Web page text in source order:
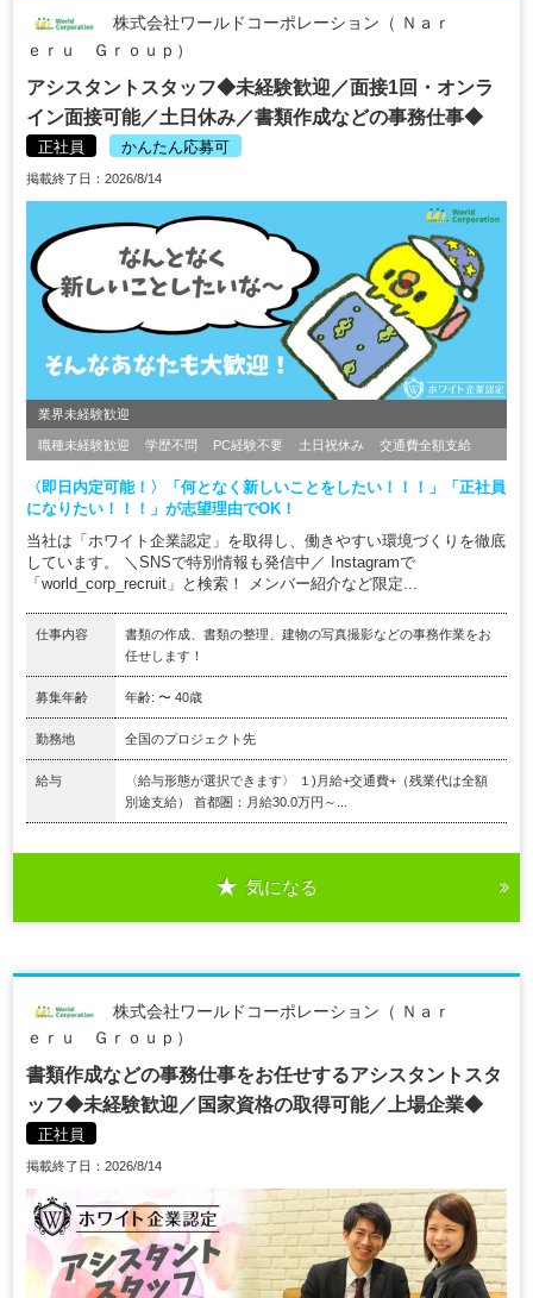
株式会社ワールドコーポレーション（ Ｎａｒ
ｅｒｕ Ｇｒｏｕｐ）
アシスタントスタッフ◆未経験歓迎／面接1回・オンラ
イン面接可能／土日休み／書類作成などの事務仕事◆
正社員 かんたん応募可
掲載終了日：2026/8/14
業界未経験歓迎
職種未経験歓迎 学歴不問 PC経験不要 土日祝休み 交通費全額支給
〈即日内定可能！〉「何となく新しいことをしたい！！！」「正社員
になりたい！！！」が志望理由でOK！
当社は「ホワイト企業認定」を取得し、働きやすい環境づくりを徹底
しています。 ＼SNSで特別情報も発信中／ Instagramで
「world_corp_recruit」と検索！ メンバー紹介など限定...
仕事内容
書類の作成、書類の整理、建物の写真撮影などの事務作業をお
任せします！
募集年齢 年齢: 〜 40歳
勤務地 全国のプロジェクト先
給与
〈給与形態が選択できます〉 １)月給+交通費+（残業代は全額
別途支給） 首都圏：月給30.0万円～...
気になる
株式会社ワールドコーポレーション（ Ｎａｒ
ｅｒｕ Ｇｒｏｕｐ）
書類作成などの事務仕事をお任せするアシスタントスタ
ッフ◆未経験歓迎／国家資格の取得可能／上場企業◆
正社員
掲載終了日：2026/8/14